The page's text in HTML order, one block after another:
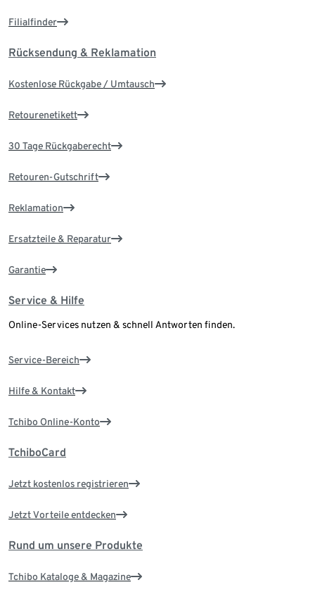
Filialfinder
Rücksendung & Reklamation
Kostenlose Rückgabe / Umtausch
Retourenetikett
30 Tage Rückgaberecht
Retouren-Gutschrift
Reklamation
Ersatzteile & Reparatur
Garantie
Service & Hilfe
Online-Services nutzen & schnell Antworten finden.
Service-Bereich
Hilfe & Kontakt
Tchibo Online-Konto
TchiboCard
Jetzt kostenlos registrieren
Jetzt Vorteile entdecken
Rund um unsere Produkte
Tchibo Kataloge & Magazine